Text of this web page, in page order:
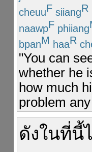
cheuuF siiangR
naawpF phiiang
bpanM haaR
"You can
whether he
how much
problem
ดังในที่นี้